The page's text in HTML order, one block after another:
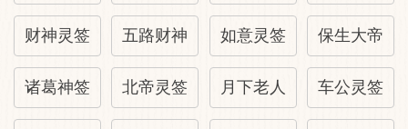
财神灵签 五路财神 如意灵签 保生大帝
诸葛神签 北帝灵签 月下老人 车公灵签